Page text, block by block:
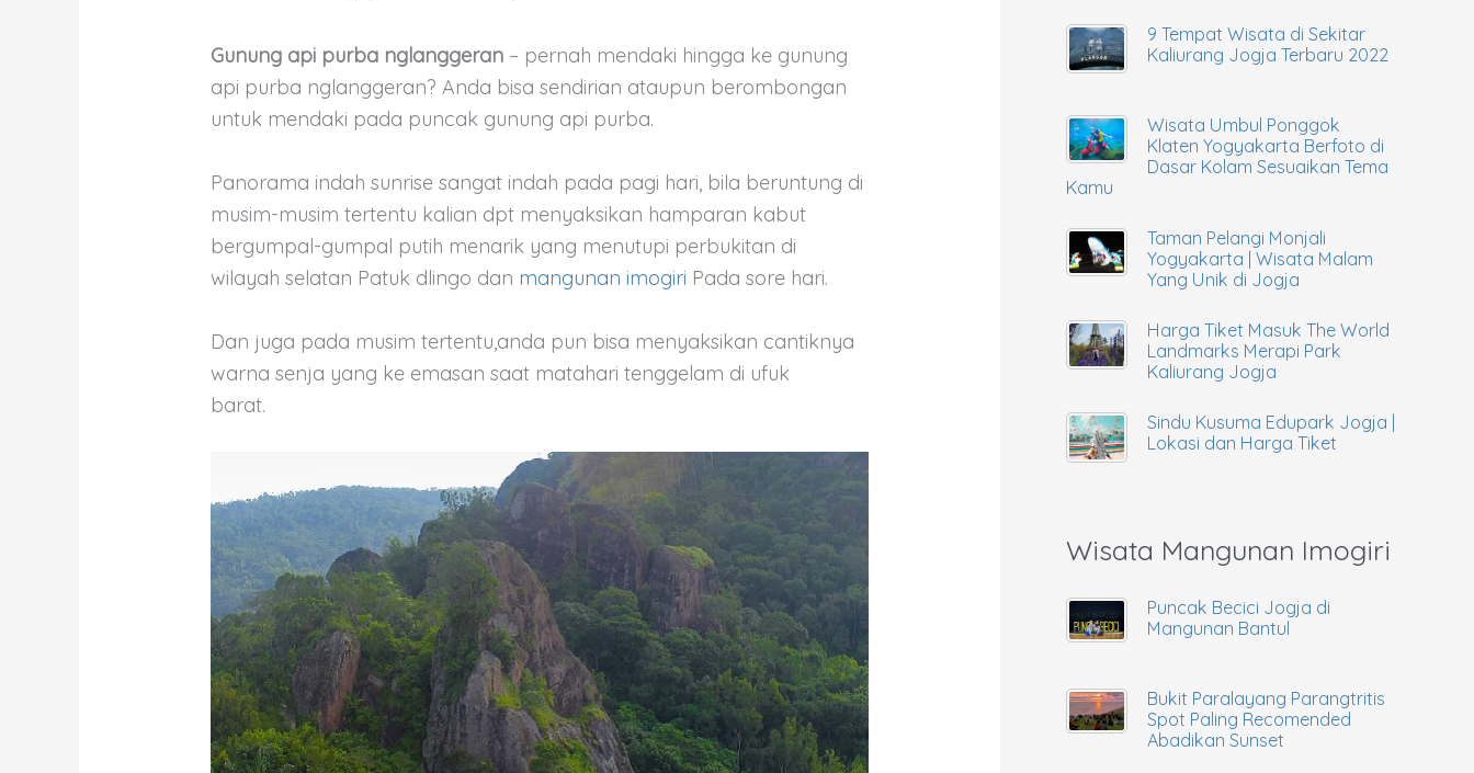
Gunung api purba nglanggeran – pernah mendaki hingga ke gunung
api purba nglanggeran? Anda bisa sendirian ataupun berombongan
untuk mendaki pada puncak gunung api purba.
Panorama indah sunrise sangat indah pada pagi hari, bila beruntung di
musim-musim tertentu kalian dpt menyaksikan hamparan kabut
bergumpal-gumpal putih menarik yang menutupi perbukitan di
wilayah selatan Patuk dlingo dan mangunan imogiri Pada sore hari.
Dan juga pada musim tertentu,anda pun bisa menyaksikan cantiknya
warna senja yang ke emasan saat matahari tenggelam di ufuk
barat.
9 Tempat Wisata di Sekitar
Kaliurang Jogja Terbaru 2022
Wisata Umbul Ponggok
Klaten Yogyakarta Berfoto di
Dasar Kolam Sesuaikan Tema
Kamu
Taman Pelangi Monjali
Yogyakarta | Wisata Malam
Yang Unik di Jogja
Harga Tiket Masuk The World
Landmarks Merapi Park
Kaliurang Jogja
Sindu Kusuma Edupark Jogja |
Lokasi dan Harga Tiket
Wisata Mangunan Imogiri
Puncak Becici Jogja di
Mangunan Bantul
Bukit Paralayang Parangtritis
Spot Paling Recomended
Abadikan Sunset